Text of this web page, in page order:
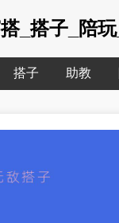
_搭子_陪
搭子 助教